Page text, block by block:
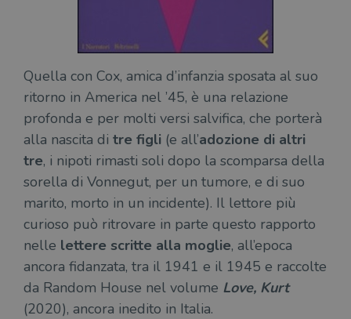
Quella con Cox, amica d’infanzia sposata al suo
ritorno in America nel ’45, è una relazione
profonda e per molti versi salvifica, che porterà
alla nascita di tre figli (e all’adozione di altri
tre, i nipoti rimasti soli dopo la scomparsa della
sorella di Vonnegut, per un tumore, e di suo
marito, morto in un incidente). Il lettore più
curioso può ritrovare in parte questo rapporto
nelle lettere scritte alla moglie, all’epoca
ancora fidanzata, tra il 1941 e il 1945 e raccolte
da Random House nel volume Love, Kurt
(2020), ancora inedito in Italia.